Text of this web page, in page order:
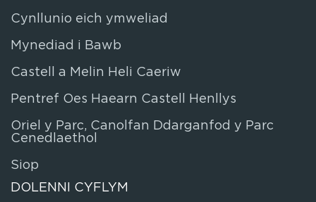
Cynllunio eich ymweliad
Mynediad i Bawb
Castell a Melin Heli Caeriw
Pentref Oes Haearn Castell Henllys
Oriel y Parc, Canolfan Ddarganfod y Parc
Cenedlaethol
Siop
DOLENNI CYFLYM